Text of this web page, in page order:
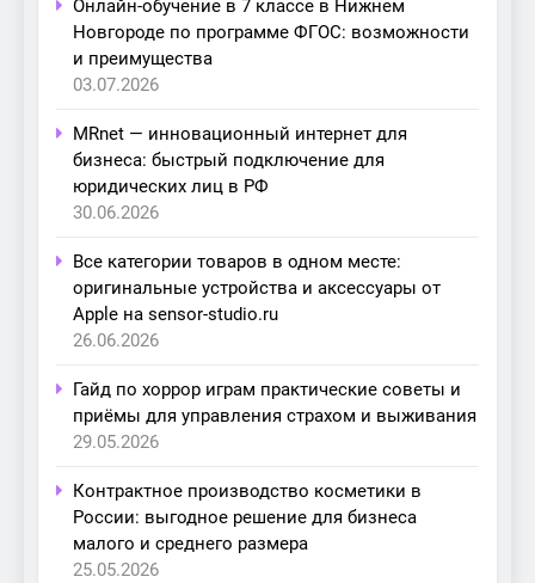
Онлайн-обучение в 7 классе в Нижнем
Новгороде по программе ФГОС: возможности
и преимущества
03.07.2026
MRnet — инновационный интернет для
бизнеса: быстрый подключение для
юридических лиц в РФ
30.06.2026
Все категории товаров в одном месте:
оригинальные устройства и аксессуары от
Apple на sensor-studio.ru
26.06.2026
Гайд по хоррор играм практические советы и
приёмы для управления страхом и выживания
29.05.2026
Контрактное производство косметики в
России: выгодное решение для бизнеса
малого и среднего размера
25.05.2026